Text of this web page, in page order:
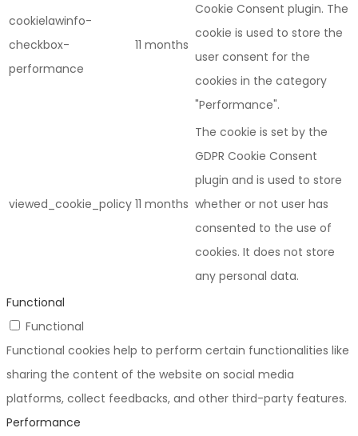
cookielawinfo-
checkbox-
performance
11 months
Cookie Consent plugin. The
cookie is used to store the
user consent for the
cookies in the category
"Performance".
viewed_cookie_policy 11 months
The cookie is set by the
GDPR Cookie Consent
plugin and is used to store
whether or not user has
consented to the use of
cookies. It does not store
any personal data.
Functional
Functional
Functional cookies help to perform certain functionalities like
sharing the content of the website on social media
platforms, collect feedbacks, and other third-party features.
Performance